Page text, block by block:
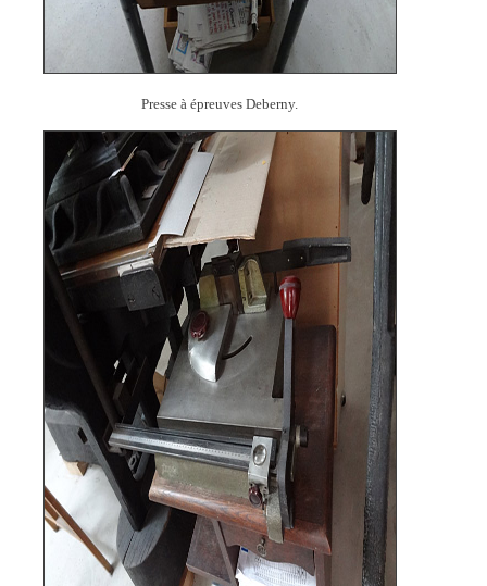
Presse à épreuves Deberny.